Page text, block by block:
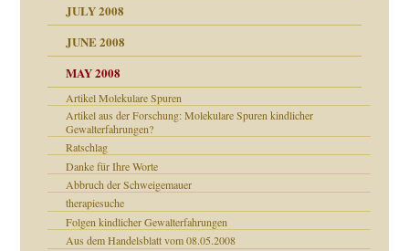
JULY 2008
JUNE 2008
und Staat
MAY 2008
Artikel Molekulare Spuren
Artikel aus der Forschung: Molekulare Spuren kindlicher
Gewalterfahrungen?
Ratschlag
Danke für Ihre Worte
Abbruch der Schweigemauer
therapiesuche
Folgen kindlicher Gewalterfahrungen
Aus dem Handelsblatt vom 08.05.2008